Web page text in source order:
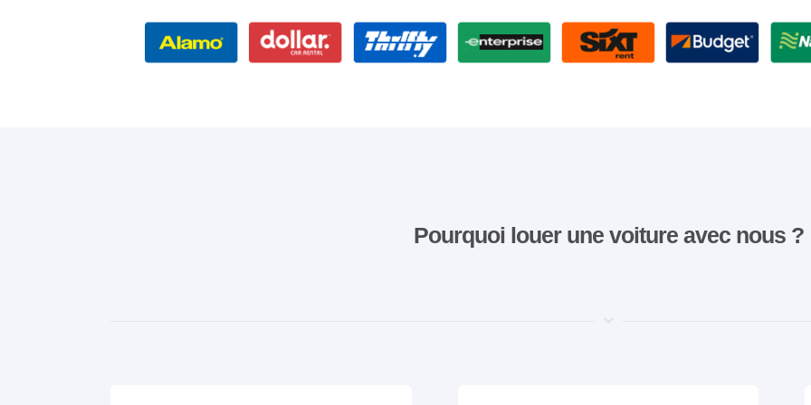
Pourquoi louer une voiture avec nous ?